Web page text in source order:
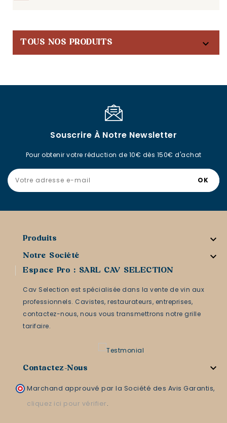
TOUS NOS PRODUITS 
Souscrire À Notre Newsletter
Pour obtenir votre réduction de 10€ dès 150€ d'achat
Produits 
Notre Société 
Espace Pro : SARL CAV SELECTION
Cav Selection est spécialisée dans la vente de vin aux
professionnels. Cavistes, restaurateurs, entreprises,
contactez-nous, nous vous transmettrons notre grille
tarifaire.
Contactez-Nous 
Marchand approuvé par la Société des Avis Garantis,
cliquez ici pour vérifier.